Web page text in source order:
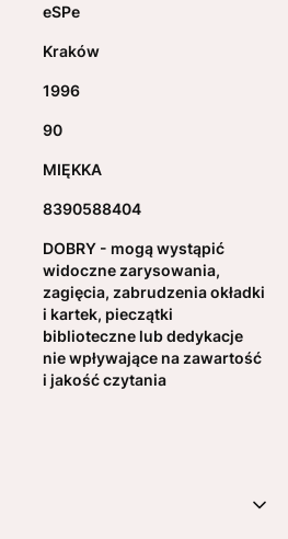
eSPe
Kraków
1996
90
MIĘKKA
8390588404
DOBRY - mogą wystąpić
widoczne zarysowania,
zagięcia, zabrudzenia okładki
i kartek, pieczątki
biblioteczne lub dedykacje
nie wpływające na zawartość
i jakość czytania